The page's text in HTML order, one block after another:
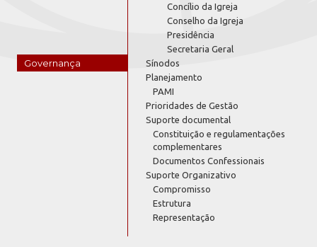
Governança
Concílio da Igreja
Conselho da Igreja
Presidência
Secretaria Geral
Sínodos
Planejamento
PAMI
Prioridades de Gestão
Suporte documental
Constituição e regulamentações
complementares
Documentos Confessionais
Suporte Organizativo
Compromisso
Estrutura
Representação